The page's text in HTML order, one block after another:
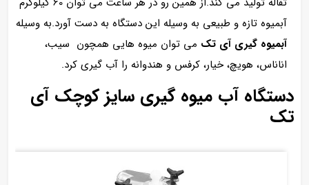
آبمیوه تازه و طبیعی به وسیله این دستگاه به دست آورد.به وسیله
آبمیوه گیری آی تک می توان میوه هایی همچون سیب،
اناناس، هویچ، خیار، کرفس و هندوانه را آب گیری کرد.
دستگاه آب میوه گیری سایز کوچک آی
تک